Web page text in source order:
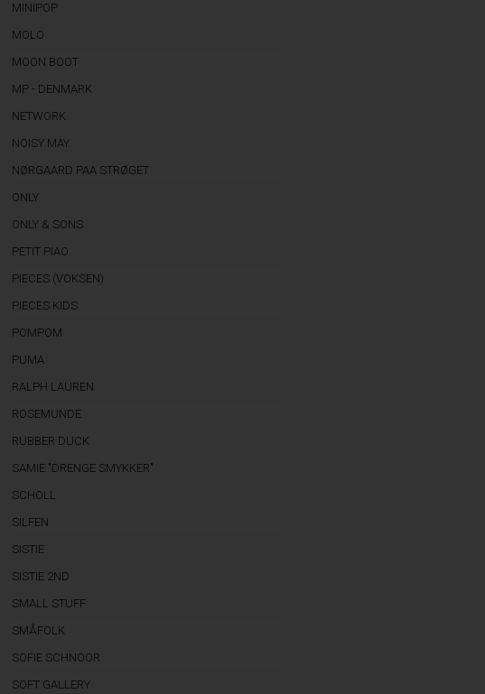
MINIPOP
MOLO
MOON BOOT
MP - DENMARK
NETWORK
NOISY MAY
NØRGAARD PAA STRØGET
ONLY
ONLY & SONS
PETIT PIAO
PIECES (VOKSEN)
PIECES KIDS
POMPOM
PUMA
RALPH LAUREN
ROSEMUNDE
RUBBER DUCK
SAMIE "DRENGE SMYKKER"
SCHOLL
SILFEN
SISTIE
SISTIE 2ND
SMALL STUFF
SMÅFOLK
SOFIE SCHNOOR
SOFT GALLERY